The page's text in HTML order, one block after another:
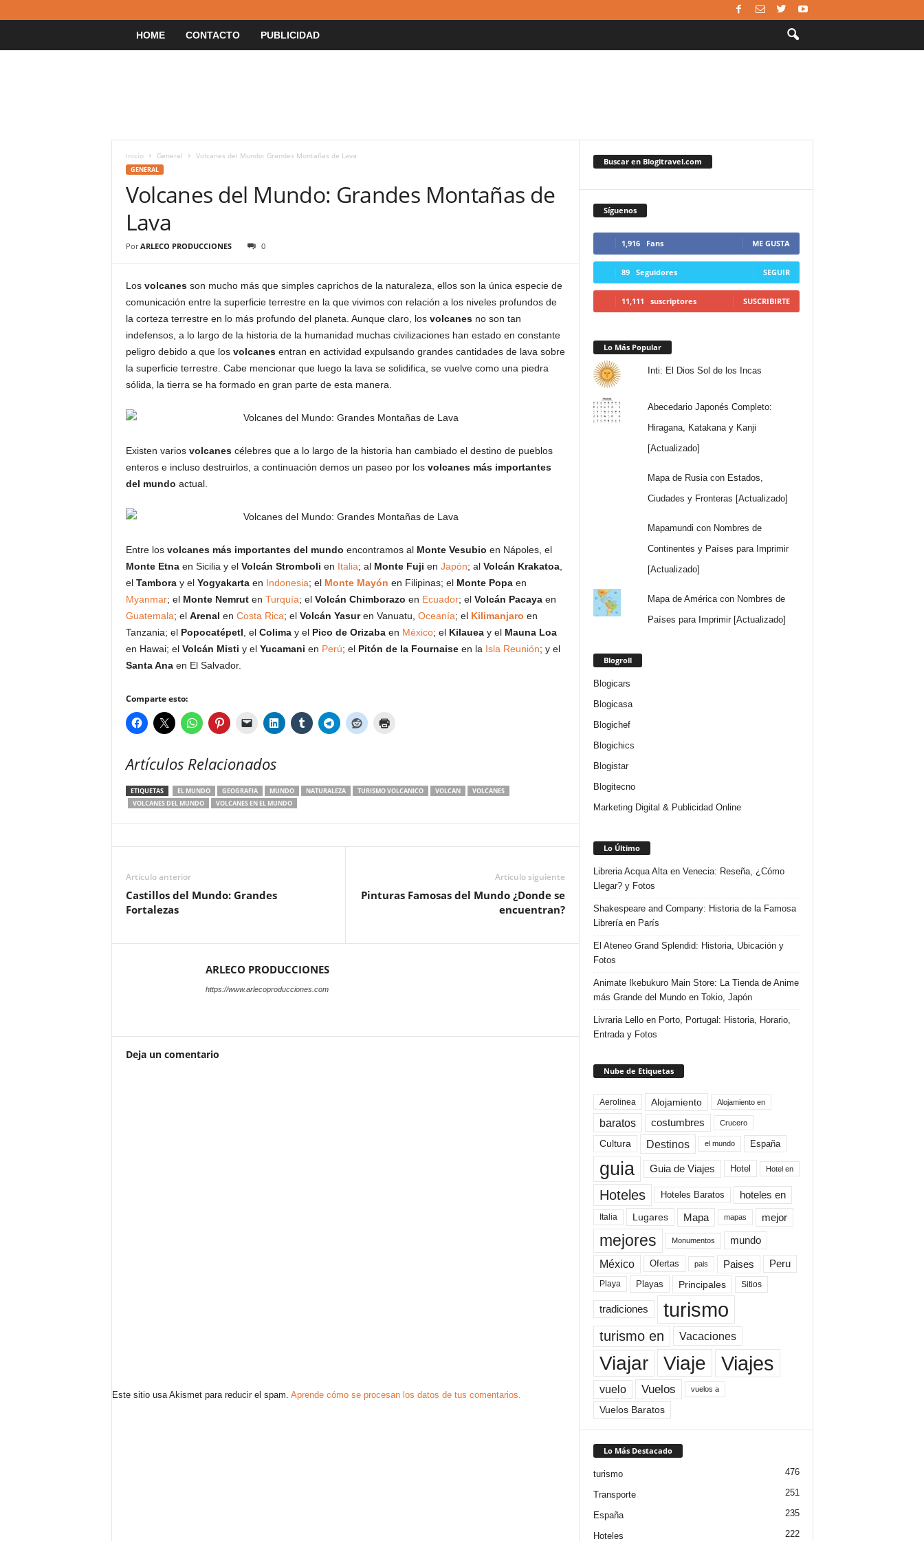
HOME CONTACTO PUBLICIDAD
Inicio General Volcanes del Mundo: Grandes Montañas de Lava
GENERAL
Volcanes del Mundo: Grandes Montañas de
Lava
Por ARLECO PRODUCCIONES 0
Los volcanesson mucho más que simples caprichos de la naturaleza, ellos son la única especie de
comunicación entre la superficie terrestre en la que vivimos con relación a los niveles profundos de
la corteza terrestre en lo más profundo del planeta. Aunque claro, los volcanesno son tan
indefensos, a lo largo de la historia de la humanidad muchas civilizaciones han estado en constante
peligro debido a que los volcanesentran en actividad expulsando grandes cantidades de lava sobre
la superficie terrestre. Cabe mencionar que luego la lava se solidifica, se vuelve como una piedra
sólida, la tierra se ha formado en gran parte de esta manera.
Existen varios volcanescélebres que a lo largo de la historia han cambiado el destino de pueblos
enteros e incluso destruirlos, a continuación demos un paseo por los volcanes más importantes
del mundo actual.
Entre los volcanes más importantes del mundo encontramos al Monte Vesubio en Nápoles, el
Monte Etnaen Sicilia y el Volcán Stromboli en Italia; al Monte Fuji en Japón; al Volcán Krakatoa,
el Tamboray el Yogyakartaen Indonesia; el Monte Mayón en Filipinas; el Monte Popaen
Myanmar; el Monte Nemruten Turquía; el Volcán Chimborazo en Ecuador; el Volcán Pacayaen
Guatemala; el Arenal en Costa Rica; el Volcán Yasuren Vanuatu, Oceanía; el Kilimanjaro en
Tanzania; el Popocatépetl , el Colimay el Pico de Orizabaen México; el Kilaueay el Mauna Loa
en Hawai; el Volcán Misti y el Yucamani en Perú; el Pitón de la Fournaiseen la Isla Reunión; y el
Santa Anaen El Salvador.
Comparte esto:
Artículos Relacionados
ETIQUETAS EL MUNDO GEOGRAFIA MUNDO NATURALEZA TURISMO VOLCANICO VOLCAN
VOLCANES
VOLCANES DEL MUNDO
VOLCANES EN EL MUNDO
Artículo anterior
Castillos del Mundo: Grandes
Fortalezas
Artículo siguiente
Pinturas Famosas del Mundo ¿Donde se
encuentran?
ARLECO PRODUCCIONES
https://www.arlecoproducciones.com
Deja un comentario
Este sitio usa Akismet para reducir el spam. Aprende cómo se procesan los datos de tus comentarios.
Buscar en Blogitravel.com
Síguenos
1,916 Fans ME GUSTA
89 Seguidores SEGUIR
11,111 suscriptores SUSCRIBIRTE
Lo Más Popular
Inti: El Dios Sol de los Incas
Abecedario Japonés Completo:
Hiragana, Katakana y Kanji
[Actualizado]
Mapa de Rusia con Estados,
Ciudades y Fronteras [Actualizado]
Mapamundi con Nombres de
Continentes y Países para Imprimir
[Actualizado]
Mapa de América con Nombres de
Países para Imprimir [Actualizado]
Blogroll
Blogicars
Blogicasa
Blogichef
Blogichics
Blogistar
Blogitecno
Marketing Digital & Publicidad Online
Lo Último
Libreria Acqua Alta en Venecia: Reseña, ¿Cómo
Llegar? y Fotos
Shakespeare and Company: Historia de la Famosa
Librería en París
El Ateneo Grand Splendid: Historia, Ubicación y
Fotos
Animate Ikebukuro Main Store: La Tienda de Anime
más Grande del Mundo en Tokio, Japón
Livraria Lello en Porto, Portugal: Historia, Horario,
Entrada y Fotos
Nube de Etiquetas
Aerolinea Alojamiento Alojamiento en
baratos costumbres Crucero
Cultura Destinos el mundo España
guia Guia de Viajes Hotel Hotel en
Hoteles Hoteles Baratos hoteles en
Italia Lugares Mapa mapas mejor
mejores Monumentos mundo
México Ofertas pais Paises Peru
Playa Playas Principales Sitios
tradiciones turismo
turismo en Vacaciones
Viajar Viaje Viajes
vuelo Vuelos vuelos a
Vuelos Baratos
Lo Más Destacado
turismo 476
Transporte 251
España 235
Hoteles 222